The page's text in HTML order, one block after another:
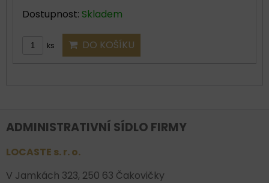
Dostupnost: Skladem
ks DO KOŠÍKU
ADMINISTRATIVNÍ SÍDLO FIRMY
LOCASTE s. r. o.
V Jamkách 323, 250 63 Čakovičky